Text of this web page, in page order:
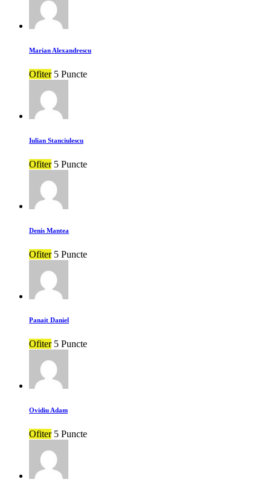
Marian Alexandrescu
Ofiter 5 Puncte
Iulian Stanciulescu
Ofiter 5 Puncte
Denis Mantea
Ofiter 5 Puncte
Panait Daniel
Ofiter 5 Puncte
Ovidiu Adam
Ofiter 5 Puncte